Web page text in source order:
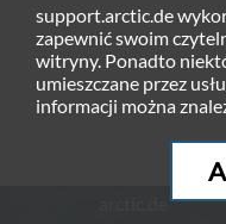
support.arctic.de
zapewnić swoim
witryny. Ponadto
umieszczane przez
informacji można